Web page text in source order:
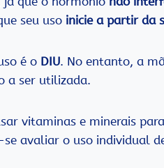
seu uso inicie a partir da
é o DIU. No entanto, a
a ser utilizada.
vitaminas e minerais para
se avaliar o uso individual